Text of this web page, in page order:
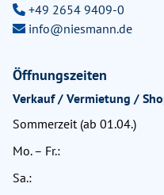
+49 2654 9409-0
info@niesmann.de
Öffnungszeiten
Verkauf / Vermietung /
Sommerzeit (ab 01.04.)
Mo. – Fr.:
Sa.: